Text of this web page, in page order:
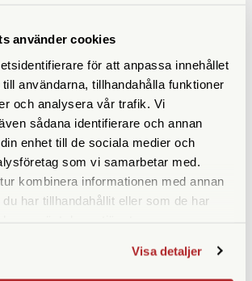
använder cookies
för att anpassa innehållet
användarna, tillhandahålla funktioner
och analysera vår trafik. Vi
sådana identifierare och annan
enhet till de sociala medier och
som vi samarbetar med.
kombinera informationen med annan
har tillhandahållit eller som de har
Visa detaljer
LÄS MER
495 SEK
KÖP